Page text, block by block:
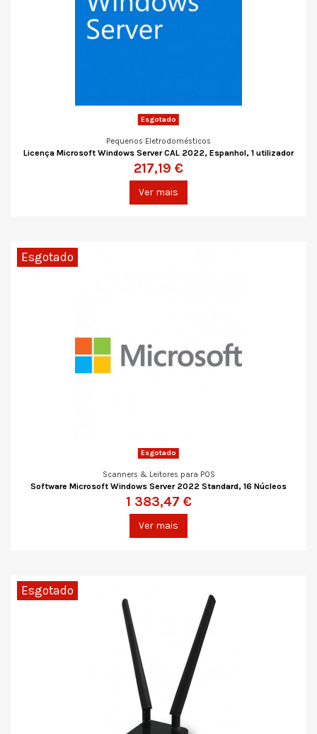
Esgotado
Pequenos Eletrodomésticos
Licença Microsoft Windows Server CAL 2022, Espanhol, 1 utilizador
217,19 €
Ver mais
Esgotado
Esgotado
Scanners & Leitores para POS
Software Microsoft Windows Server 2022 Standard, 16 Núcleos
1 383,47 €
Ver mais
Esgotado